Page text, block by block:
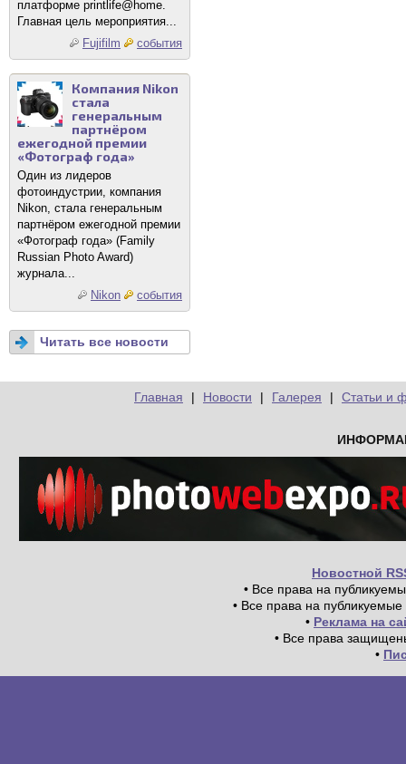
платформе printlife@home.
Главная цель мероприятия...
Fujifilm
события
Компания Nikon
стала
генеральным
партнёром
ежегодной премии
«Фотограф года»
Один из лидеров
фотоиндустрии, компания
Nikon, стала генеральным
партнёром ежегодной премии
«Фотограф года» (Family
Russian Photo Award)
журнала...
Nikon
события
Читать все новости
Главная | Новости | Галерея | Статьи и
Новостной
• Все права на
• Все права на
• Реклама на
• Все права
•